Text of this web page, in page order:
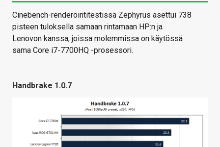
Cinebench-renderöintitestissä Zephyrus asettui 738
pisteen tuloksella samaan rintamaan HP:n ja
Lenovon kanssa, joissa molemmissa on käytössä
sama Core i7-7700HQ -prosessori.
Handbrake 1.0.7